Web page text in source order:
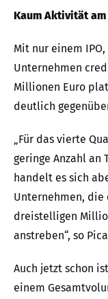
Kaum Aktivität
Mit nur einem
Unternehmen
Millionen Euro
deutlich
„Für das vierte
geringe Anzahl an
handelt es sich
Unternehmen, die
dreistelligen
anstreben“, so
Auch jetzt schon
einem